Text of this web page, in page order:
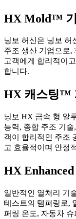
HX Mold™
닝보 허신은 닝보 허
주조 생산 기업으로,
고객에게 합리적이
합니다.
HX 캐스팅™
닝보 HX 금속 형 알
능력, 종합 주조 기
객이 합리적인 주조
고 효율적이며 안정
HX
일반적인 열처리 기
테스트의 템퍼링로,
퍼링 온도, 자동차